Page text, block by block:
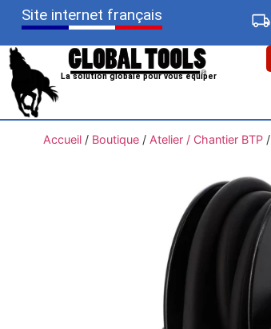
Site internet français
La solution globale pour vous équiper
Accueil/ Boutique/ Atelier / Chantier BTP/